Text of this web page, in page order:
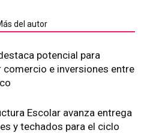
del autor
potencial para
e inversiones entre
Escolar avanza entrega
y techados para el ciclo